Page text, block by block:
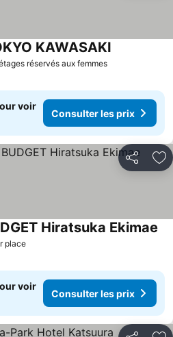
réservés aux femmesConsulter
KAWASAKI
voir
Consulter les prix
Partager
placeConsulter les prix
Hiratsuka Ekimae
voir
Consulter les prix